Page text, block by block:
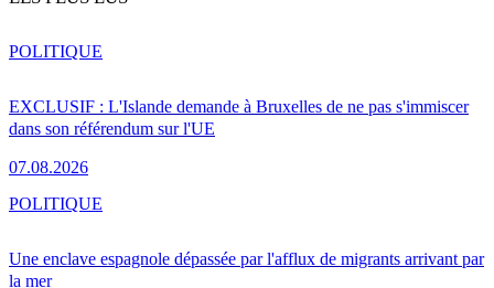
EXCLUSIF : L'Islande demande à Bruxelles de ne pas s'immiscer
dans son référendum sur l'UE
07.08.2026
POLITIQUE
Une enclave espagnole dépassée par l'afflux de migrants arrivant par
la mer
POLITIQUE